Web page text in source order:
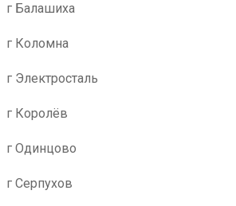
г Балашиха
г Коломна
г Электросталь
г Королёв
г Одинцово
г Серпухов